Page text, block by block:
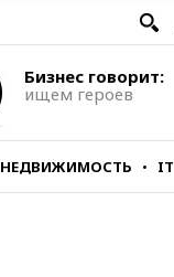
Бизнес говорит:
ищем героев
НЕДВИЖИМОСТЬ IT